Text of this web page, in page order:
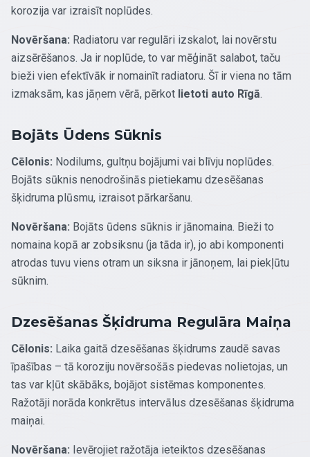
korozija var izraisīt noplūdes.
Novēršana: Radiatoru var regulāri izskalot, lai novērstu
aizsērēšanos. Ja ir noplūde, to var mēģināt salabot, taču
bieži vien efektīvāk ir nomainīt radiatoru. Šī ir viena no tām
izmaksām, kas jāņem vērā, pērkot lietoti auto Rīgā.
Bojāts Ūdens Sūknis
Cēlonis: Nodilums, gultņu bojājumi vai blīvju noplūdes.
Bojāts sūknis nenodrošinās pietiekamu dzesēšanas
šķidruma plūsmu, izraisot pārkaršanu.
Novēršana: Bojāts ūdens sūknis ir jānomaina. Bieži to
nomaina kopā ar zobsiksnu (ja tāda ir), jo abi komponenti
atrodas tuvu viens otram un siksna ir jānoņem, lai piekļūtu
sūknim.
Dzesēšanas Šķidruma Regulāra Maiņa
Cēlonis: Laika gaitā dzesēšanas šķidrums zaudē savas
īpašības – tā koroziju novērsošās piedevas nolietojas, un
tas var kļūt skābāks, bojājot sistēmas komponentes.
Ražotāji norāda konkrētus intervālus dzesēšanas šķidruma
maiņai.
Novēršana: Ievērojiet ražotāja ieteiktos dzesēšanas